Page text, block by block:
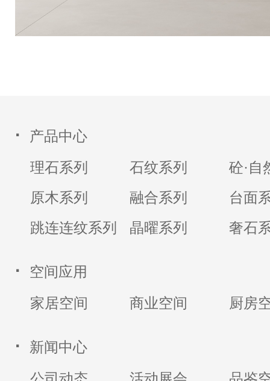
·
产品中心
理石系列
石纹系列
砼·自
原木系列
融合系列
台面
跳连连纹系列
晶曜系列 奢石
·
空间应用
家居空间
商业空间 厨房
·
新闻中心